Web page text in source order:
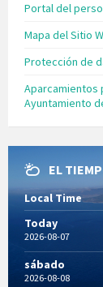
Portal del
Mapa del Sitio
Protección de
Aparcamientos
Ayuntamiento
EL
Local Time
Today
2026-08-07
sábado
2026-08-08